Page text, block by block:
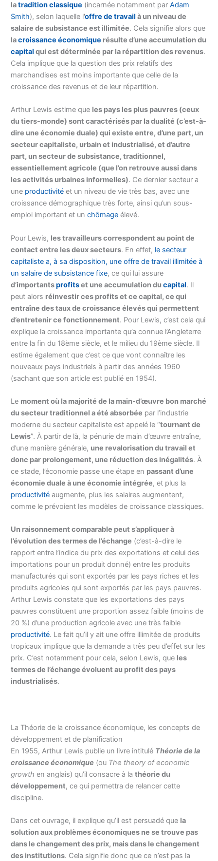
latradition classique (incarnée notamment parAdam
Smith), selon laquelle l’offre de travail à un niveau de
salaire de subsistance est illimitée. Cela signifie alors que
lacroissance économique résulte d’une accumulation du
capital qui est déterminée par la répartition des revenus.
Cela implique que la question des prix relatifs des
marchandises est moins importante que celle de la
croissance des revenus et de leur répartition.
Arthur Lewis estime que les pays les plus pauvres (ceux
du tiers-monde) sont caractérisés par la dualité (c’est-à-
dire une économie duale) qui existe entre, d’une part, un
secteur capitaliste, urbain et industrialisé, et d’autre
part, un secteur de subsistance, traditionnel,
essentiellement agricole (que l’on retrouve aussi dans
les activités urbaines informelles). Ce dernier secteur a
une productivité et un niveau de vie très bas, avec une
croissance démographique très forte, ainsi qu’un sous-
emploi important et unchômage élevé.
Pour Lewis, les travailleurs correspondent au point de
contact entre les deux secteurs. En effet, le secteur
capitaliste a, à sa disposition, une offre de travail illimitée à
un salaire de subsistance fixe, ce qui lui assure
d’importantsprofitset une accumulation ducapital. Il
peut alors réinvestir ces profits et ce capital, ce qui
entraîne des taux de croissance élevés qui permettent
d’entretenir ce fonctionnement. Pour Lewis, c’est cela qui
explique la croissance importante qu’a connue l’Angleterre
entre la fin du 18ème siècle, et le milieu du 19ème siècle. Il
estime également que c’est ce que vont connaître les
nouveaux pays industriels à partir des années 1960
(sachant que son article est publié en 1954).
Le moment où la majorité de la main-d’œuvre bon marché
du secteur traditionnel a été absorbée par l’industrie
moderne du secteur capitaliste est appelé le “tournant de
Lewis”. À partir de là, la pénurie de main d’œuvre entraîne,
d’une manière générale, une revalorisation du travail et
donc par prolongement, une réduction des inégalités. À
ce stade, l’économie passe une étape en passant d’une
économie duale à une économie intégrée, et plus la
productivité augmente, plus les salaires augmentent,
comme le prévoient les modèles de croissance classiques.
Un raisonnement comparable peut s’appliquer à
l’évolution des termes de l’échange (c’est-à-dire le
rapport entre l’indice du prix des exportations et celui des
importations pour un produit donné) entre les produits
manufacturés qui sont exportés par les pays riches et les
produits agricoles qui sont exportés par les pays pauvres.
Arthur Lewis constate que les exportations des pays
pauvres constituent une proportion assez faible (moins de
20 %) d’une production agricole avec une très faible
productivité. Le fait qu’il y ait une offre illimitée de produits
tropicaux implique que la demande a très peu d’effet sur les
prix. C’est notamment pour cela, selon Lewis, que les
termes de l’échange évoluent au profit des pays
industrialisés.
La Théorie de la croissance économique, les concepts de
développement et de planification
En 1955, Arthur Lewis publie un livre intitulé Théorie de la
croissance économique (ou The theory of economic
growth en anglais) qu’il consacre à lathéorie du
développement, ce qui permettra de relancer cette
discipline.
Dans cet ouvrage, il explique qu’il est persuadé que la
solution aux problèmes économiques ne se trouve pas
dans le changement des prix, mais dans le changement
des institutions. Cela signifie donc que ce n’est pas la